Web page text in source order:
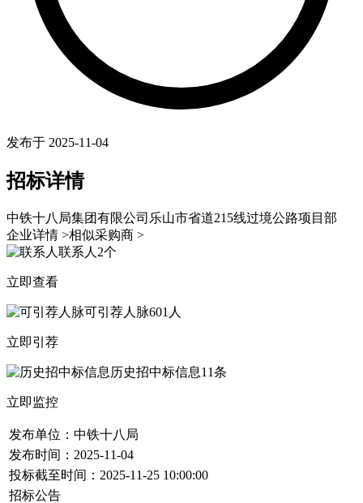
发布于 2025-11-04
招标详情
中铁十八局集团有限公司乐山市省道215线过境公路项目部
企业详情 >相似采购商 >
联系人 2个
立即查看
可引荐人脉601人
立即引荐
历史招中标信息11条
立即监控
发布单位：中铁十八局
发布时间：2025-11-04
投标截至时间：2025-11-25 10:00:00
招标公告